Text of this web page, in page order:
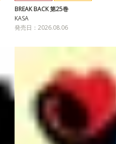
BREAK BACK 第25巻
KASA
発売日：2026.08.06